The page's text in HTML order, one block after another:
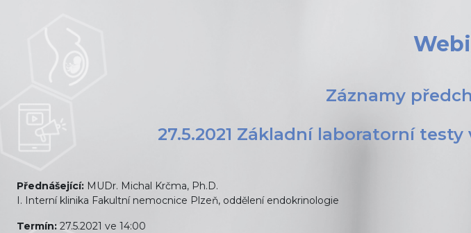
Záznamy
27.5.2021 Základní laboratorní
Přednášející: MUDr. Michal Krčma, Ph.D.
I. Interní klinika Fakultní nemocnice Plzeň, oddělení endokrinologie
Termín: 27.5.2021 ve 14:00